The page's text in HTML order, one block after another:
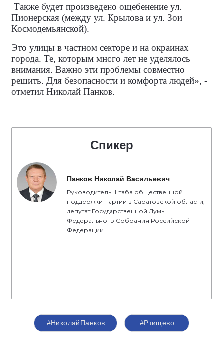
Также будет произведено ощебенение ул.
Пионерская (между ул. Крылова и ул. Зои
Космодемьянской).
Это улицы в частном секторе и на окраинах
города. Те, которым много лет не уделялось
внимания. Важно эти проблемы совместно
решить. Для безопасности и комфорта людей», -
отметил Николай Панков.
Спикер
Панков Николай Васильевич
Руководитель Штаба общественной
поддержки Партии в Саратовской области,
депутат Государственной Думы
Федерального Собрания Российской
Федерации
#НиколайПанков #Ртищево